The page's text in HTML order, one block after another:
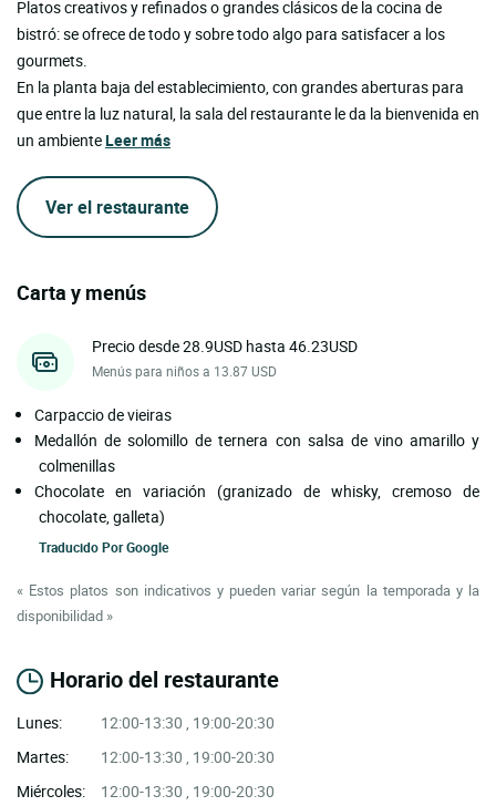
Platos creativos y refinados o grandes clásicos de la cocina de
bistró: se ofrece de todo y sobre todo algo para satisfacer a los
gourmets.
En la planta baja del establecimiento, con grandes aberturas para
que entre la luz natural, la sala del restaurante le da la bienvenida en
un ambienteLeer más
Ver el restaurante
Carta y menús
Precio desde 28.9USD hasta 46.23USD
Menús para niños a 13.87 USD
Carpaccio de vieiras
Medallón de solomillo de ternera con salsa de vino amarillo y
colmenillas
Chocolate en variación (granizado de whisky, cremoso de
chocolate, galleta)
Traducido PorGoogle
« Estos platos son indicativos y pueden variar según la temporada y la
disponibilidad »
Horario del restaurante
Lunes:
12:00-13:30 , 19:00-20:30
Martes:
12:00-13:30 , 19:00-20:30
Miércoles:
12:00-13:30 , 19:00-20:30